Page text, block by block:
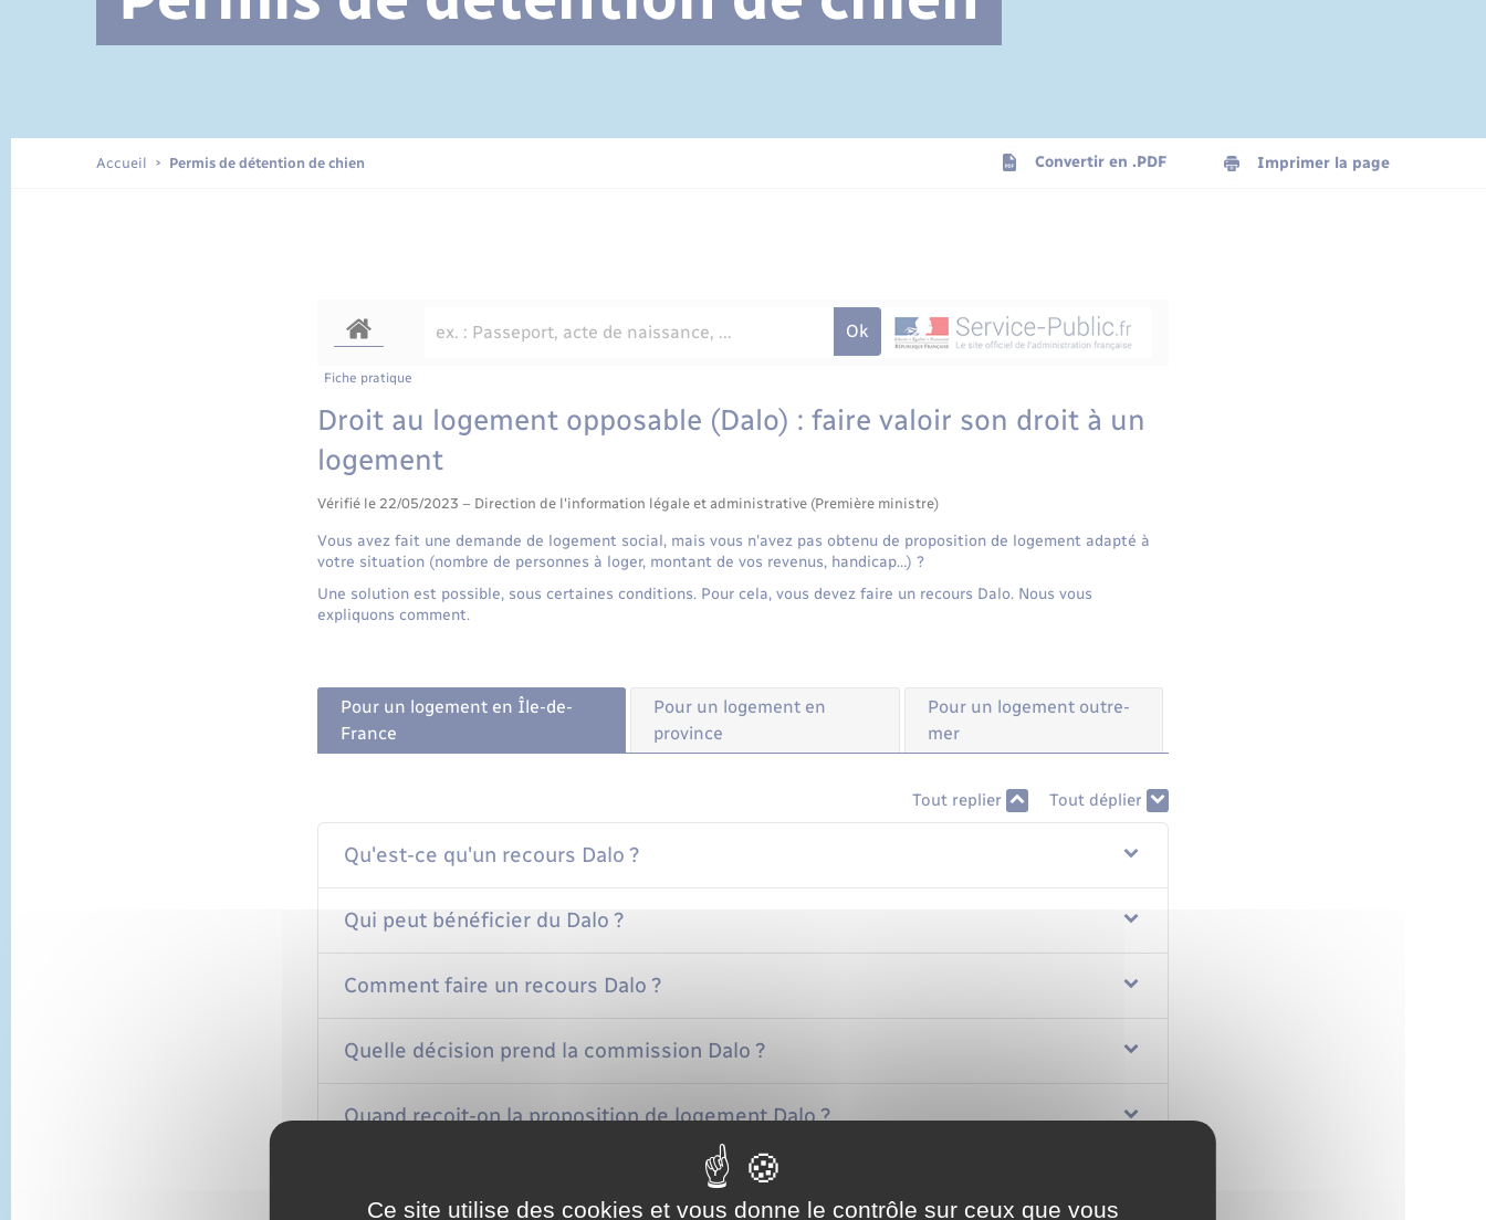
Documents d’identité Cimetière communal
Accueil Permis de détention de chien Convertir en .PDF Imprimer la page
Fiche pratique
Droit au logement opposable (Dalo) : faire valoir son droit à un
logement
Vérifié le 22/05/2023 – Direction de l'information légale et administrative (Première ministre)
Vous avez fait une demande de logement social, mais vous n'avez pas obtenu de proposition de logement adapté à
votre situation (nombre de personnes à loger, montant de vos revenus, handicap…) ?
Une solution est possible, sous certaines conditions. Pour cela, vous devez faire un recours Dalo. Nous vous
expliquons comment.
Pour un logement en Île-de-
France
Pour un logement en
province
Pour un logement outre-
mer
Tout replier Tout déplier
Qu'est-ce qu'un recours Dalo ?
Qui peut bénéficier du Dalo ?
Comment faire un recours Dalo ?
Quelle décision prend la commission Dalo ?
Quand reçoit-on la proposition de logement Dalo ?
Que faire si l'on n'obtient pas de logement Dalo dans le délai prévu ?
Ce site utilise des cookies et vous donne le contrôle sur ceux que vous